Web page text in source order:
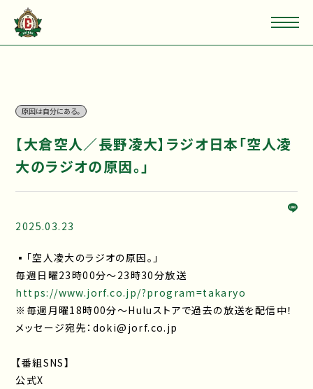
原因は自分にある。
【大倉空人／長野凌大】ラジオ日本「空人凌
大のラジオの原因。」
2025.03.23
▪「空人凌大のラジオの原因。」
毎週日曜23時00分～23時30分放送
https://www.jorf.co.jp/?program=takaryo
※毎週月曜18時00分～Huluストアで過去の放送を配信中！
メッセージ宛先：doki@jorf.co.jp
【番組SNS】
公式X